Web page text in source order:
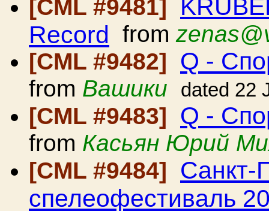
[CML #9481]
Record from
[CML #9482]
Q -
from Вашики dated 22
[CML #9483] Q -
from Касьян Юрий
[CML #9484]
Санкт-
спелеофестиваль